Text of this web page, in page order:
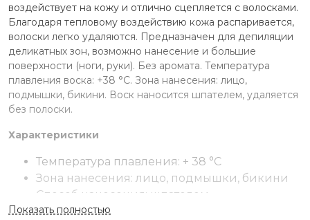
воздействует на кожу и отлично сцепляется с волосками.
Благодаря тепловому воздействию кожа распаривается,
волоски легко удаляются. Предназначен для депиляции
деликатных зон, возможно нанесение и большие
поверхности (ноги, руки). Без аромата. Температура
плавления воска: +38 °С. Зона нанесения: лицо,
подмышки, бикини. Воск наносится шпателем, удаляется
без полоски.
Характеристики
Температура плавления: + 38 °С
Зона нанесения: лицо, подмышки, бикини
Способ нанесения: шпателем
Способ удаления: без полоски
Показать полностью